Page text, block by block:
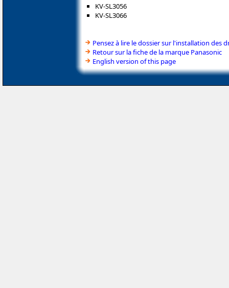
KV-SL3056
KV-SL3066
Pensez à lire le dossier sur l'installation des
Retour sur la fiche de la marque Panasonic
English version of this page